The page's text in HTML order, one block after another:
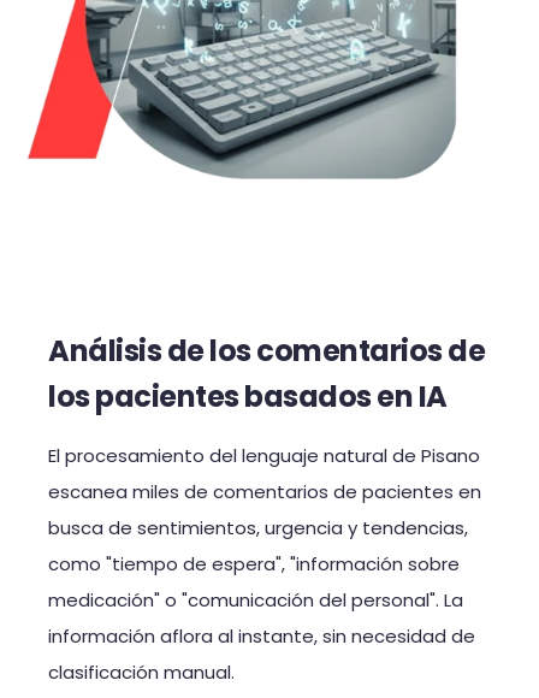
Análisis de los comentarios de
los pacientes basados en IA
El procesamiento del lenguaje natural de Pisano
escanea miles de comentarios de pacientes en
busca de sentimientos, urgencia y tendencias,
como "tiempo de espera", "información sobre
medicación" o "comunicación del personal". La
información aflora al instante, sin necesidad de
clasificación manual.